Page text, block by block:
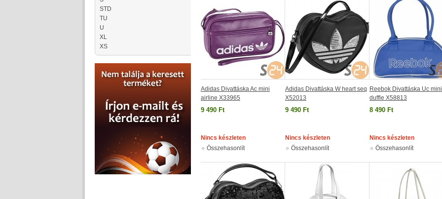
STD
TU
U
XL
XS
Adidas Divattáska Ac mini
airline X33965
9 490 Ft
Nincs készleten
Összehasonlít
Adidas Divattáska W heart seq
X52013
9 490 Ft
Nincs készleten
Összehasonlít
Reebok Divattáska Uc mini
duffle X58813
8 490 Ft
Nincs készleten
Összehasonlít